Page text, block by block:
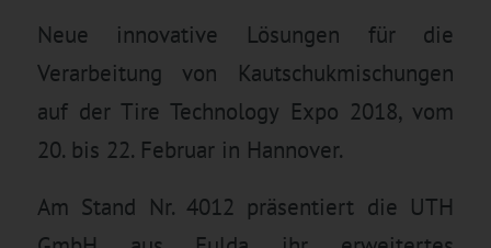
Neue innovative Lösungen für die
Verarbeitung von Kautschukmischungen
auf der Tire Technology Expo 2018, vom
20. bis 22. Februar in Hannover.
Am Stand Nr. 4012 präsentiert die UTH